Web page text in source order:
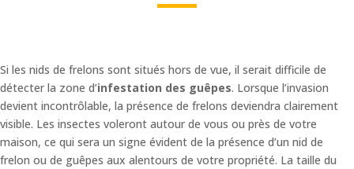
Si les nids de frelons sont situés hors de vue, il serait difficile de
détecter la zone d’infestation des guêpes. Lorsque l’invasion
devient incontrôlable, la présence de frelons deviendra clairement
visible. Les insectes voleront autour de vous ou près de votre
maison, ce qui sera un signe évident de la présence d’un nid de
frelon ou de guêpes aux alentours de votre propriété. La taille du